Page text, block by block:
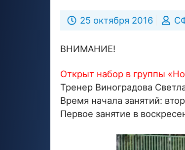
25 октября 2016
ВНИМАНИЕ!
Открыт набор в группы
Тренер Виноградова
Время начала занятий:
Первое занятие в